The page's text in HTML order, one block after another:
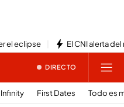
el eclipse El CNI alerta
DIRECTO
First Dates Todo es